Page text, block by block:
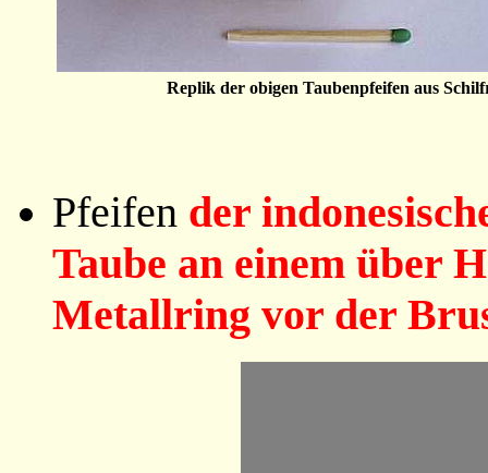
Replik der obigen Taubenpfeifen aus
Pfeifen der
Taube an einem über
Metallring vor der